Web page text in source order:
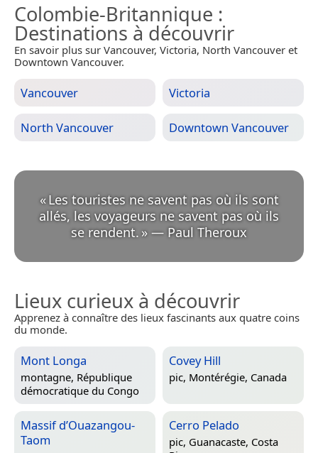
Colombie-Britannique :
Destinations à découvrir
En savoir plus sur Vancouver, Victoria, North Vancouver et
Downtown Vancouver.
Vancouver Victoria
North Vancouver Downtown Vancouver
«Les touristes ne savent pas où ils sont
allés, les voyageurs ne savent pas où ils
se rendent. » — Paul Theroux
Lieux curieux à découvrir
Apprenez à connaître des lieux fascinants aux quatre coins
du monde.
Mont Longa
montagne, République
démocratique du Congo
Covey Hill
pic, Montérégie, Canada
Massif d’Ouazangou-
Taom
Cerro Pelado
pic, Guanacaste, Costa